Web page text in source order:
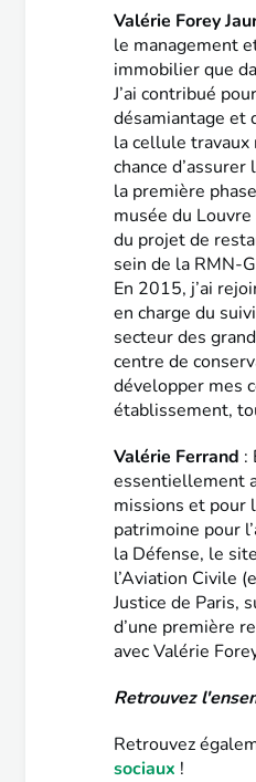
Valérie Forey
le management
immobilier que
J’ai contribué
désamiantage et
la cellule travaux
chance
la première
musée du
du projet de
sein de la RMN-
En 2015, j’ai
en charge du
secteur des
centre de
développer mes
établissement,
Valérie Ferrand :
essentiellement
missions et pour
patrimoine pour
la Défense, le
l’Aviation Civile
Justice de Paris,
d’une première
avec Valérie
Retrouvez
Retrouvez
sociaux !